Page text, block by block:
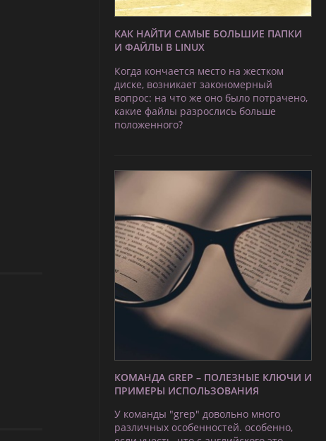
КАК НАЙТИ САМЫЕ БОЛЬШИЕ ПАПКИ
И ФАЙЛЫ В LINUX
Когда кончается место на жестком
диске, возникает закономерный
вопрос: на что же оно было потрачено,
какие файлы разрослись больше
положенного?
КОМАНДА GREP – ПОЛЕЗНЫЕ КЛЮЧИ И
ПРИМЕРЫ ИСПОЛЬЗОВАНИЯ
У команды "grep" довольно много
различных особенностей. особенно,